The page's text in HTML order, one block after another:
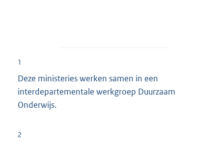
1
Deze ministeries werken samen in een
interdepartementale werkgroep Duurzaam
Onderwijs.
2